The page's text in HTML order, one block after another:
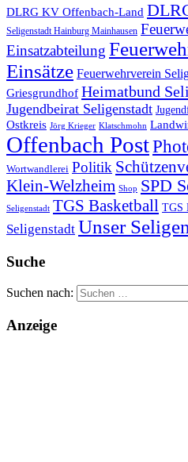
DLRG KV Offenbach-Land
Seligenstadt Hainburg Mainhausen
Einsatzabteilung
Einsätze Feuerwehrverein
Griesgrundhof Heimatbund
Jugendbeirat Seligenstadt
Ostkreis Jörg Krieger Klatschmohn
Offenbach Post
Wortwandlerei Politik
Klein-Welzheim Shop SPD
Seligenstadt TGS Basketball TGS
Seligenstadt Unser
Suche
Suchen nach:
Anzeige